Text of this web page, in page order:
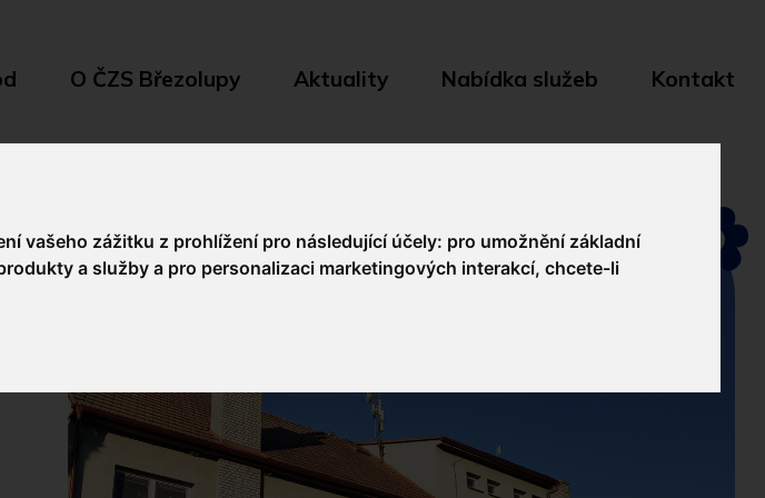
vašeho zážitku z prohlížení pro následující účely: pro umožnění základní
a služby a pro personalizaci marketingových interakcí,chcete-li
O ČZS Březolupy Aktuality Nabídka služeb Kontakt